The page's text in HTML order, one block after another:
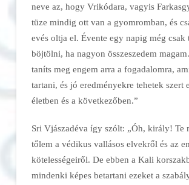
neve az, hogy Vrikódara, vagyis
tüze mindig ott van a gyomromban, és
evés oltja el. Évente egy napig még csak
böjtölni, ha nagyon összeszedem
taníts meg engem arra a fogadalomra,
tartani, és jó eredményekre tehetek szert
életben és a következőben.”
Sri Vjászadéva így szólt: „Óh, király! Te
tőlem a védikus vallásos elvekről és az
kötelességeiről. De ebben a Kali
mindenki képes betartani ezeket a